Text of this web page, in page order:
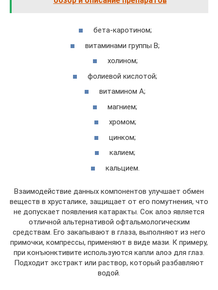
бета-каротином;
витаминами группы В;
холином;
фолиевой кислотой;
витамином А;
магнием;
хромом;
цинком;
калием;
кальцием.
Взаимодействие данных компонентов улучшает обмен
веществ в хрусталике, защищает от его помутнения, что
не допускает появления катаракты. Сок алоэ является
отличной альтернативой офтальмологическим
средствам. Его закапывают в глаза, выполняют из него
примочки, компрессы, применяют в виде мази. К примеру,
при конъюнктивите используются капли алоэ для глаз.
Подходит экстракт или раствор, который разбавляют
водой.